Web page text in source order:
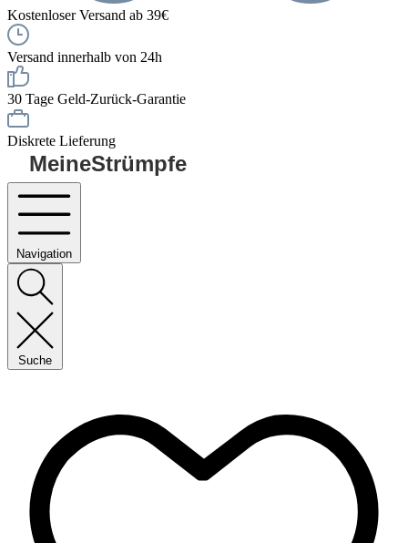
Kostenloser Versand ab 39€
Versand innerhalb von 24h
30 Tage Geld-Zurück-Garantie
Diskrete Lieferung
MeineStrümpfe
Navigation
Suche